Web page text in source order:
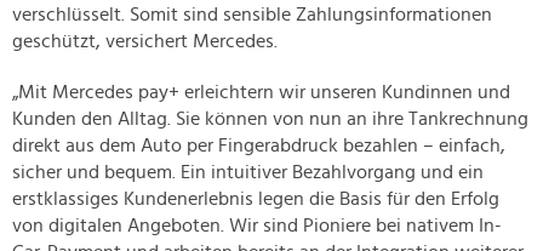
verschlüsselt. Somit sind sensible Zahlungsinformationen
geschützt, versichert Mercedes.
„Mit Mercedes pay+ erleichtern wir unseren Kundinnen und
Kunden den Alltag. Sie können von nun an ihre Tankrechnung
direkt aus dem Auto per Fingerabdruck bezahlen – einfach,
sicher und bequem. Ein intuitiver Bezahlvorgang und ein
erstklassiges Kundenerlebnis legen die Basis für den Erfolg
von digitalen Angeboten. Wir sind Pioniere bei nativem In-